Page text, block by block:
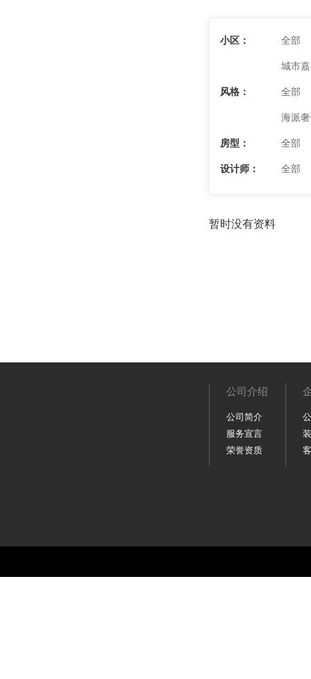
小区：
全部
城市
风格：
全部
海派
房型：
全部
设计师：
全部
暂时没有资料
公司介绍
公司简介
服务宣言
荣誉资质